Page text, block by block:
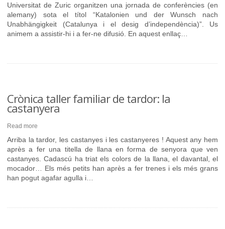
Universitat de Zuric organitzen una jornada de conferències (en
alemany) sota el títol “Katalonien und der Wunsch nach
Unabhängigkeit (Catalunya i el desig d’independència)”. Us
animem a assistir-hi i a fer-ne difusió. En aquest enllaç…
Crònica taller familiar de tardor: la
castanyera
Read more
Arriba la tardor, les castanyes i les castanyeres ! Aquest any hem
après a fer una titella de llana en forma de senyora que ven
castanyes. Cadascú ha triat els colors de la llana, el davantal, el
mocador… Els més petits han après a fer trenes i els més grans
han pogut agafar agulla i…